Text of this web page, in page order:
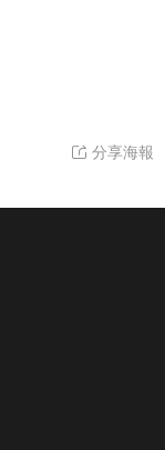
分享海報